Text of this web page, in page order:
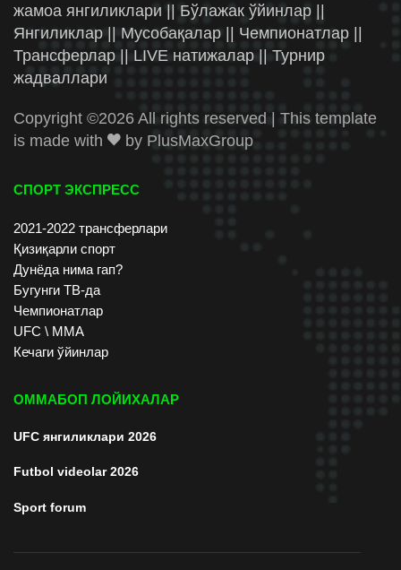
жамоа янгиликлари || Бўлажак ўйинлар ||
Янгиликлар || Мусобақалар || Чемпионатлар ||
Трансферлар || LIVE натижалар || Турнир
жадваллари
Copyright ©2026 All rights reserved | This template
is made with
by PlusMaxGroup
СПОРТ ЭКСПРЕСС
2021-2022 трансферлари
Қизиқарли спорт
Дунёда нима гап?
Бугунги ТВ-да
Чемпионатлар
UFC \ ММА
Кечаги ўйинлар
ОММАБОП ЛОЙИХАЛАР
UFC янгиликлари 2026
Futbol videolar 2026
Sport forum